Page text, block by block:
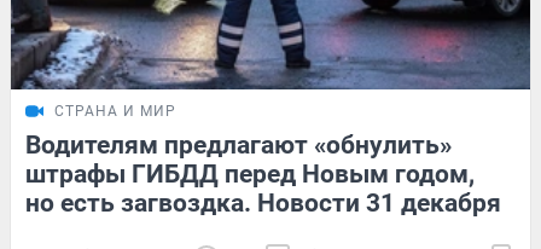
СТРАНА И МИР
Водителям предлагают «обнулить»
штрафы ГИБДД перед Новым годом,
но есть загвоздка. Новости 31 декабря